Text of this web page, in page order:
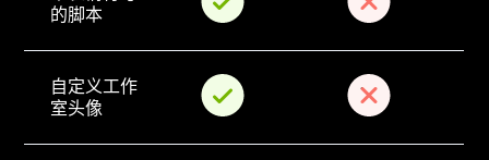
的脚本
自定义工作
室头像